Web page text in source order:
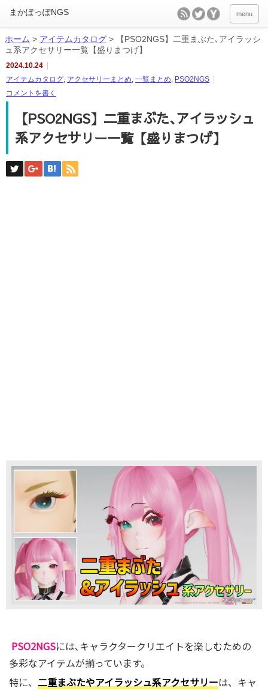
menu
ホーム > アイテムカタログ >
【PSO2NGS】二重まぶた､アイラッシ
ュ系アクセサリー一覧【盛りまつげ】
2024.10.24
アイテムカタログ, アクセサリーまとめ, 一覧まとめ, PSO2NGS
コメントを書く
【PSO2NGS】二重まぶた､アイラッシュ
系アクセサリー一覧【盛りまつげ】
PSO2NGSには､キャラクタークリエイトを楽しむための
多彩なアイテムが揃っています。
特に、 二重まぶたやアイラッシュ系アクセサリーは、キャ